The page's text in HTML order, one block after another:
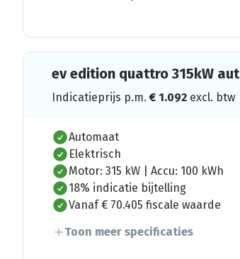
ev edition quattro 315kW aut
Indicatieprijs p.m.€ 1.092 excl. btw
Automaat
Elektrisch
Motor: 315 kW | Accu: 100 kWh
18% indicatie bijtelling
Vanaf € 70.405 fiscale waarde
Toon meer specificaties